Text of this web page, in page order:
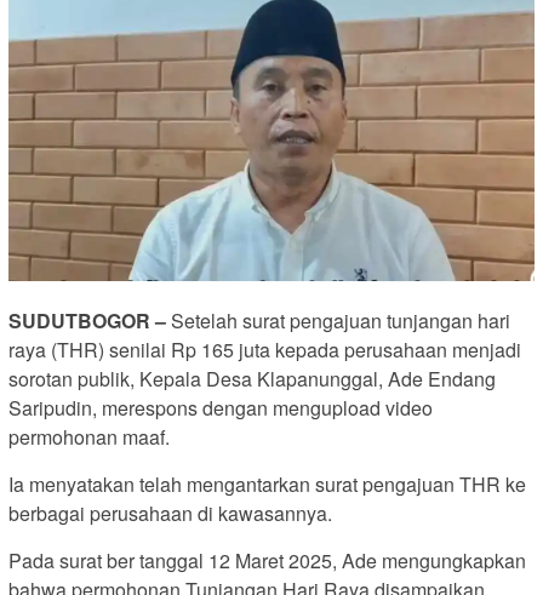
SUDUTBOGOR –Setelah surat pengajuan tunjangan hari
raya (THR) senilai Rp 165 juta kepada perusahaan menjadi
sorotan publik, Kepala Desa Klapanunggal, Ade Endang
Saripudin, merespons dengan mengupload video
permohonan maaf.
Ia menyatakan telah mengantarkan surat pengajuan THR ke
berbagai perusahaan di kawasannya.
Pada surat ber tanggal 12 Maret 2025, Ade mengungkapkan
bahwa permohonan Tunjangan Hari Raya disampaikan